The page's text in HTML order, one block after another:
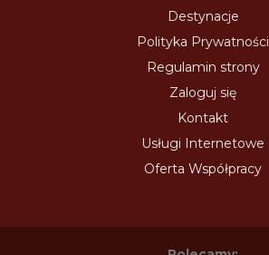
Destynacje
Polityka Prywatności
Regulamin strony
Zaloguj się
Kontakt
Usługi Internetowe
Oferta Współpracy